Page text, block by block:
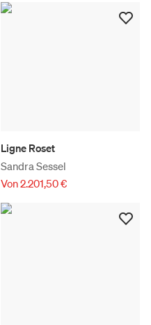
Ligne Roset
Sandra Sessel
Von 2.201,50 €